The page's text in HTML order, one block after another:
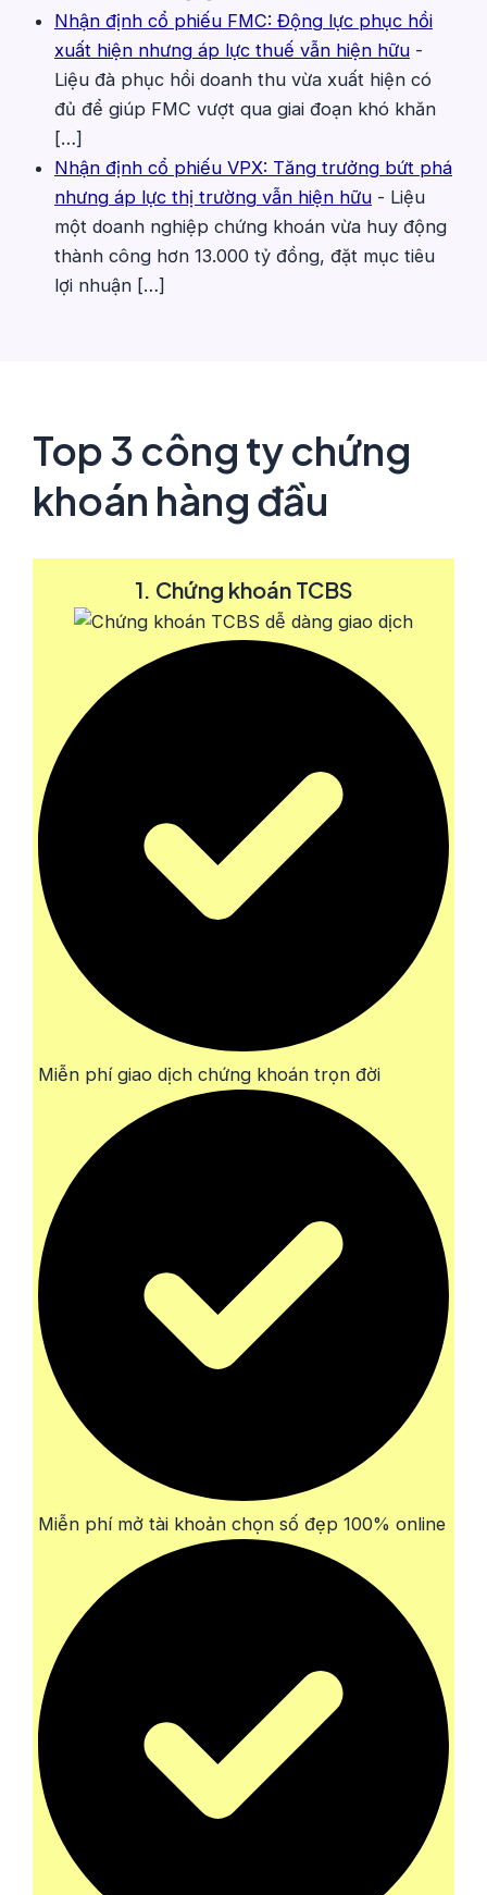
Nhận định cổ phiếu FMC: Động lực phục hồi
xuất hiện nhưng áp lực thuế vẫn hiện hữu -
Liệu đà phục hồi doanh thu vừa xuất hiện có
đủ để giúp FMC vượt qua giai đoạn khó khăn
[…]
Nhận định cổ phiếu VPX: Tăng trưởng bứt phá
nhưng áp lực thị trường vẫn hiện hữu - Liệu
một doanh nghiệp chứng khoán vừa huy động
thành công hơn 13.000 tỷ đồng, đặt mục tiêu
lợi nhuận […]
Top 3 công ty chứng
khoán hàng đầu
1. Chứng khoán TCBS
Miễn phí giao dịch chứng khoán trọn đời
Miễn phí mở tài khoản chọn số đẹp 100% online